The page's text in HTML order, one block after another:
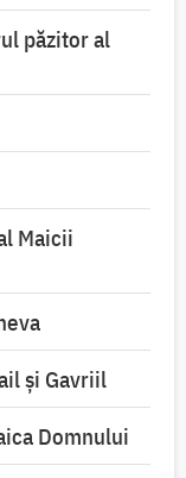
păzitor al
Maicii
și Gavriil
Domnului